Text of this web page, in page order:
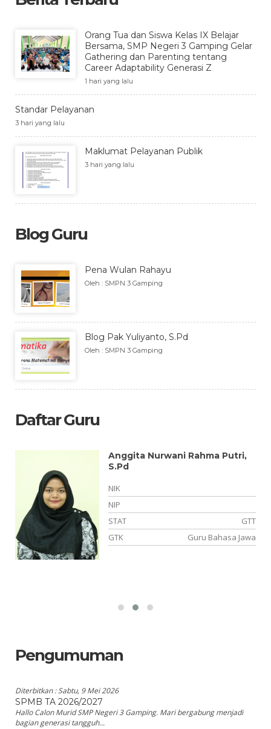
Orang Tua dan Siswa Kelas IX Belajar
Bersama, SMP Negeri 3 Gamping Gelar
Gathering dan Parenting tentang
Career Adaptability Generasi Z
1 hari yang lalu
Standar Pelayanan
3 hari yang lalu
Maklumat Pelayanan Publik
3 hari yang lalu
Blog Guru
Pena Wulan Rahayu
Oleh : SMPN 3 Gamping
Blog Pak Yuliyanto, S.Pd
Oleh : SMPN 3 Gamping
Daftar Guru
Anggita Nurwani Rahma Putri,
S.Pd
NIK
NIP
STAT
GTT
GTK
Guru Bahasa Jawa
Pengumuman
Diterbitkan :Sabtu, 9 Mei 2026
SPMB TA 2026/2027
Hallo Calon Murid SMP Negeri 3 Gamping. Mari bergabung menjadi
bagian generasi tangguh...